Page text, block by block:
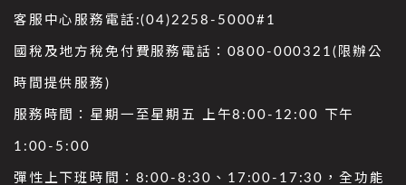
客服中心服務電話:(04)2258-5000#1
國稅及地方稅免付費服務電話：0800-000321(限辦公
時間提供服務)
服務時間：星期一至星期五 上午8:00-12:00 下午
1:00-5:00
彈性上下班時間：8:00-8:30、17:00-17:30，全功能